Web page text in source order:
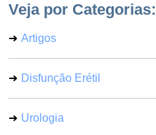
Veja por Categorias:
Artigos
Disfunção Erétil
Urologia